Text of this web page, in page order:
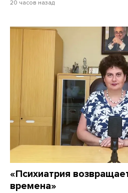
20 часов назад
«Психиатрия
времена»